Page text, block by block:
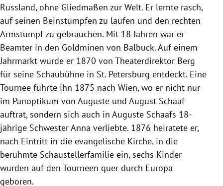
Russland, ohne Gliedmaßen zur Welt. Er lernte rasch,
auf seinen Beinstümpfen zu laufen und den rechten
Armstumpf zu gebrauchen. Mit 18 Jahren war er
Beamter in den Goldminen von Balbuck. Auf einem
Jahrmarkt wurde er 1870 von Theaterdirektor Berg
für seine Schaubühne in St. Petersburg entdeckt. Eine
Tournee führte ihn 1875 nach Wien, wo er nicht nur
im Panoptikum von Auguste und August Schaaf
auftrat, sondern sich auch in Auguste Schaafs 18-
jährige Schwester Anna verliebte. 1876 heiratete er,
nach Eintritt in die evangelische Kirche, in die
berühmte Schaustellerfamilie ein, sechs Kinder
wurden auf den Tourneen quer durch Europa
geboren.